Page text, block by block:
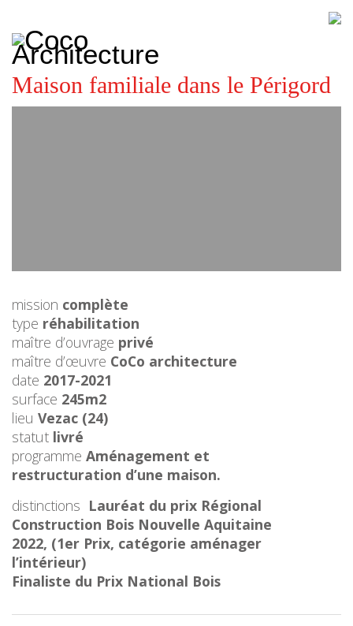
Architecture
architecture,
urbanisme,
etc.
Maison familiale dans le Périgord
mission complète
type réhabilitation
maître d’ouvrage privé
maître d’œuvre CoCo architecture
date 2017-2021
surface 245m2
lieu Vezac (24)
statut livré
programme Aménagement et
restructuration d’une maison.
distinctions Lauréat du prix Régional
Construction Bois Nouvelle Aquitaine
2022, (1er Prix, catégorie aménager
l’intérieur)
Finaliste du Prix National Bois